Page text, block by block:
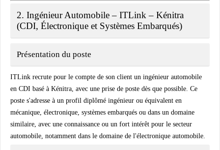
2. Ingénieur Automobile – ITLink – Kénitra
(CDI, Électronique et Systèmes Embarqués)
Présentation du poste
ITLink recrute pour le compte de son client un ingénieur automobile
en CDI basé à Kénitra, avec une prise de poste dès que possible. Ce
poste s'adresse à un profil diplômé ingénieur ou équivalent en
mécanique, électronique, systèmes embarqués ou dans un domaine
similaire, avec une connaissance ou un fort intérêt pour le secteur
automobile, notamment dans le domaine de l'électronique automobile.